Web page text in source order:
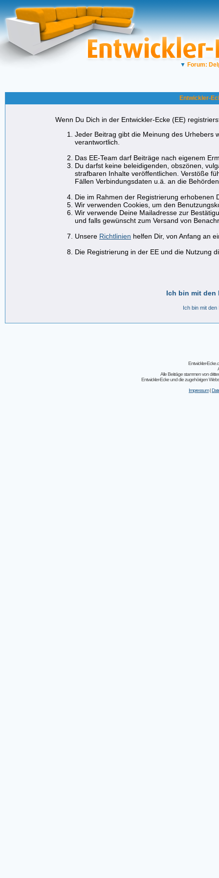
▼ Forum:
Entwickler-
Wenn Du Dich in der Entwickler-Ecke (EE)
Jeder Beitrag gibt die Meinung des Urhebers
verantwortlich.
Das EE-Team darf Beiträge nach eigenem
Du darfst keine beleidigenden, obszönen,
strafbaren Inhalte veröffentlichen. Verstöße
Fällen Verbindungsdaten u.ä. an die
Die im Rahmen der Registrierung erhobenen
Wir verwenden Cookies, um den
Wir verwende Deine Mailadresse zur
und falls gewünscht zum Versand von
Unsere Richtlinien helfen Dir, von Anfang an
Die Registrierung in der EE und die Nutzung
Ich bin mit den
Ich bin mit
Entwickler-
Alle Beiträge stammen von
Entwickler-Ecke und die zugehörigen
Impressum|